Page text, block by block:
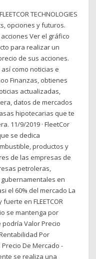
TECHNOLOGIES
opciones y futuros.
Ver el gráfico
para realizar un
de sus acciones.
como noticias e
Finanzas, obtienes
actualizadas,
datos de mercados
hipotecarias que te
11/9/2019 · FleetCor
se dedica
productos y
de las empresas de
petroleras,
en
el 60% del mercado La
en FLEETCOR
se mantenga por
podría Valor Precio
Por
De Mercado -
se realiza una